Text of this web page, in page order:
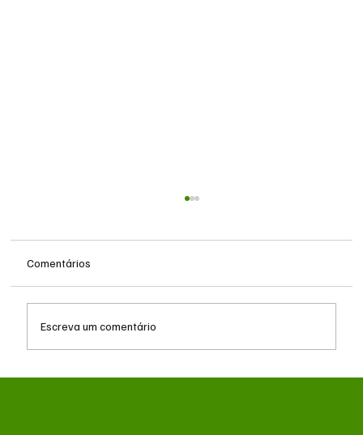
Comentários
Escreva um comentário